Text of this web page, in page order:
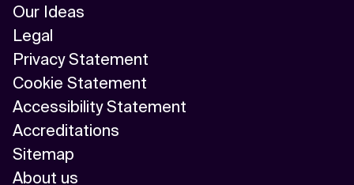
Our Ideas
Legal
Privacy Statement
Cookie Statement
Accessibility Statement
Accreditations
Sitemap
About us